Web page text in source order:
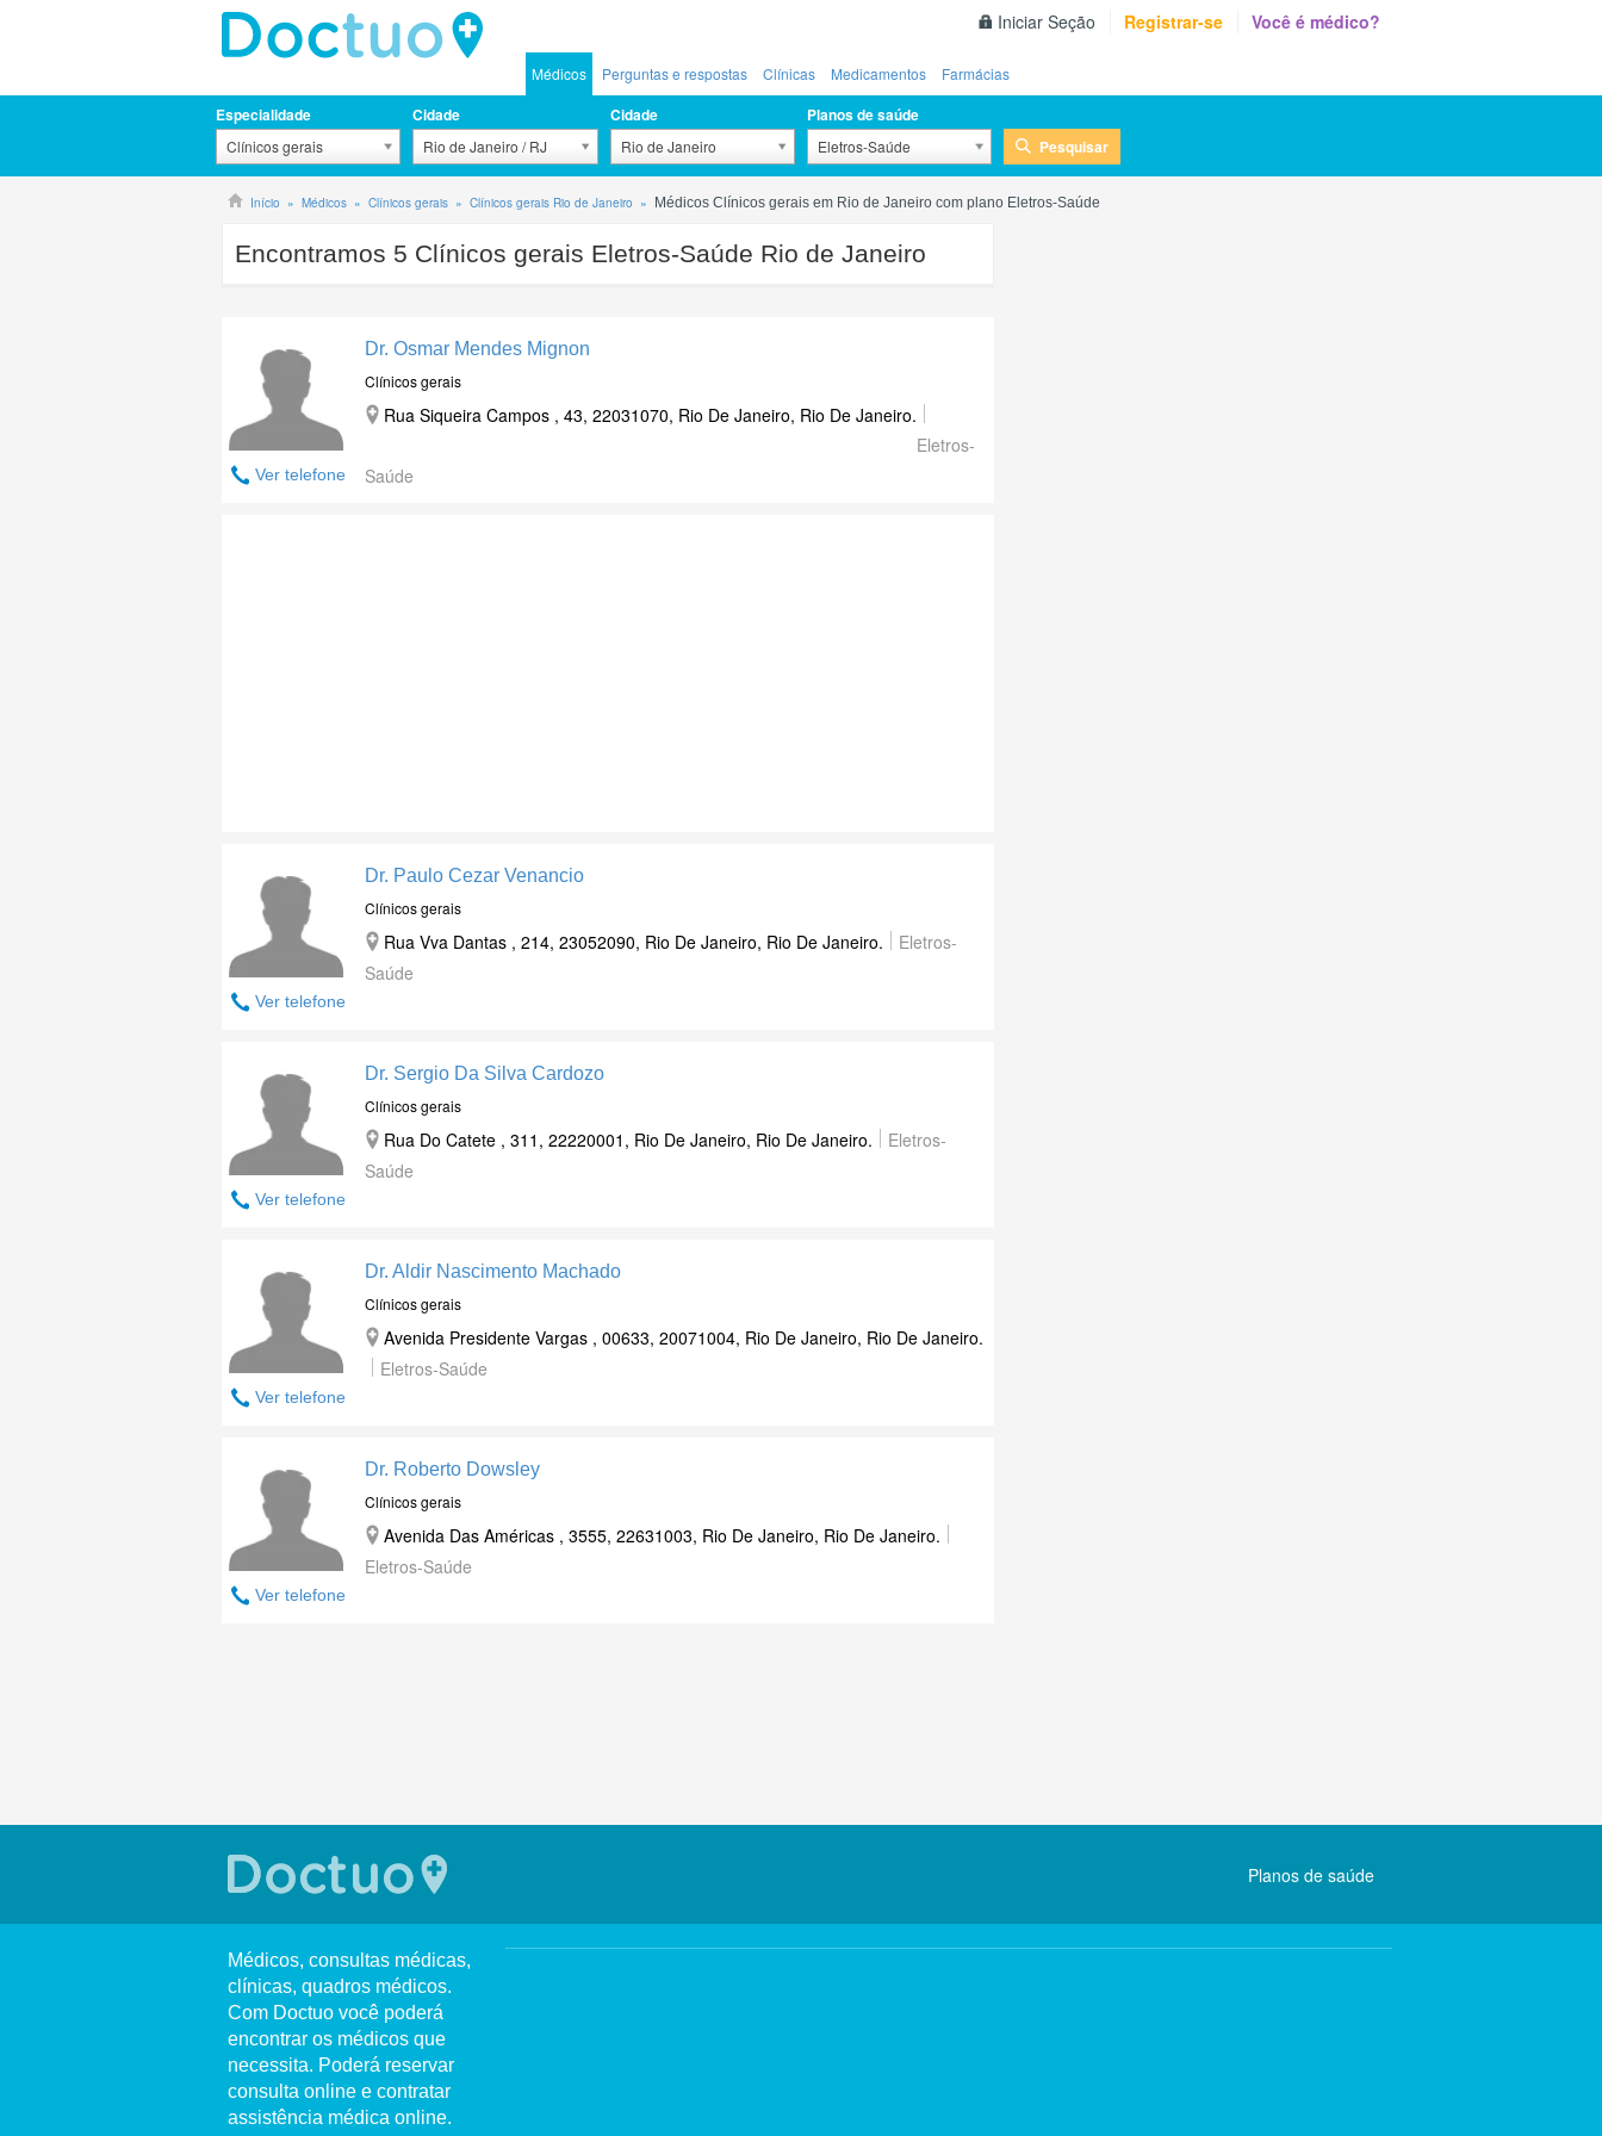
Iniciar Seção Registrar-se Você é médico?
Médicos Perguntas e respostas Clínicas Medicamentos Farmácias
Especialidade
Clínicos gerais
Cidade
Rio de Janeiro / RJ
Cidade
Rio de Janeiro
Planos de saúde
Eletros-Saúde Pesquisar
Início Médicos Clínicos gerais Clínicos gerais Rio de Janeiro Médicos Clínicos gerais em Rio de Janeiro com plano Eletros-Saúde
Encontramos 5 Clínicos gerais Eletros-Saúde Rio de Janeiro
Ver telefone
Dr. Osmar Mendes Mignon
Clínicos gerais
Rua Siqueira Campos , 43, 22031070, Rio De Janeiro, Rio De Janeiro.
Eletros-
Saúde
Ver telefone
Dr. Paulo Cezar Venancio
Clínicos gerais
Rua Vva Dantas , 214, 23052090, Rio De Janeiro, Rio De Janeiro.
Eletros-
Saúde
Ver telefone
Dr. Sergio Da Silva Cardozo
Clínicos gerais
Rua Do Catete , 311, 22220001, Rio De Janeiro, Rio De Janeiro.
Eletros-
Saúde
Ver telefone
Dr. Aldir Nascimento Machado
Clínicos gerais
Avenida Presidente Vargas , 00633, 20071004, Rio De Janeiro, Rio De Janeiro.
Eletros-Saúde
Ver telefone
Dr. Roberto Dowsley
Clínicos gerais
Avenida Das Américas , 3555, 22631003, Rio De Janeiro, Rio De Janeiro.
Eletros-Saúde
Planos de saúde
Médicos, consultas médicas,
clínicas, quadros médicos.
Com Doctuo você poderá
encontrar os médicos que
necessita. Poderá reservar
consulta online e contratar
assistência médica online.